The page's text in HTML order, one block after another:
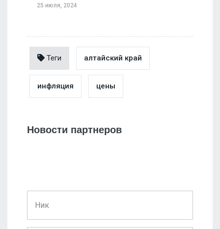
25 июля, 2024
Теги алтайский край
инфляция цены
Новости партнеров